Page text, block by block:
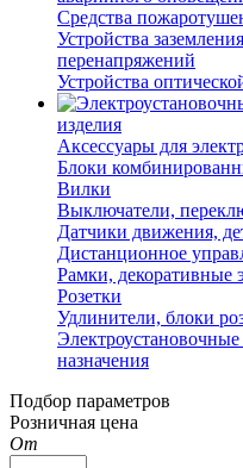
Средства
Устройства
перенапряжений
Устройства
изделия
Аксессуары для
Блоки
Вилки
Выключатели,
Датчики движения,
Дистанционное
Рамки, декоративные
Розетки
Удлинители, блоки
Электроустановочные
назначения
Подбор параметров
Розничная цена
От